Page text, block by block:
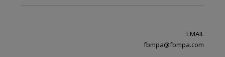
EMAIL
fbmpa@fbmpa.com